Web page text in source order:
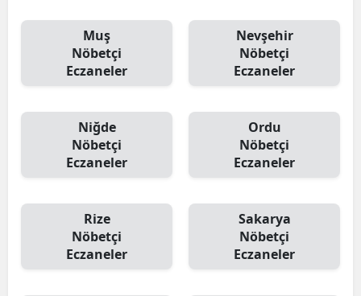
Muş
Nöbetçi
Eczaneler
Nevşehir
Nöbetçi
Eczaneler
Niğde
Nöbetçi
Eczaneler
Ordu
Nöbetçi
Eczaneler
Rize
Nöbetçi
Eczaneler
Sakarya
Nöbetçi
Eczaneler